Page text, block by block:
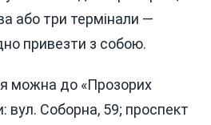
або три термінали —
привезти з собою.
можна до «Прозорих
вул. Соборна, 59; проспект